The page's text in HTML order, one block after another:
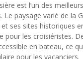
est l’un des
Le paysage varié de la
ses sites historiques
pour les croisiéristes.
en bateau, ce
pour les vacanciers.